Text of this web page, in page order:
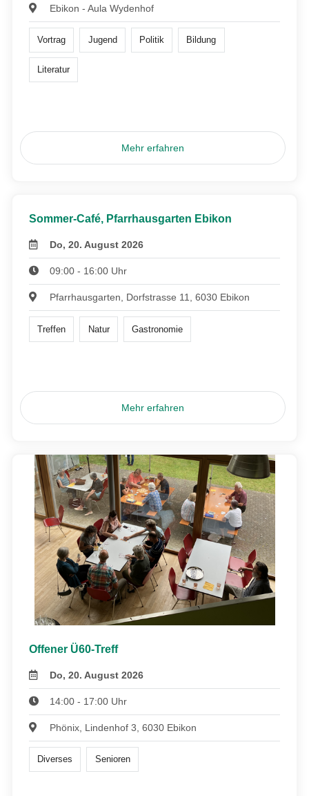
Ebikon - Aula Wydenhof
Vortrag Jugend Politik Bildung
Literatur
Mehr erfahren
Sommer-Café, Pfarrhausgarten Ebikon
Do, 20. August 2026
09:00 - 16:00 Uhr
Pfarrhausgarten, Dorfstrasse 11, 6030 Ebikon
Treffen Natur Gastronomie
Mehr erfahren
Offener Ü60-Treff
Do, 20. August 2026
14:00 - 17:00 Uhr
Phönix, Lindenhof 3, 6030 Ebikon
Diverses Senioren